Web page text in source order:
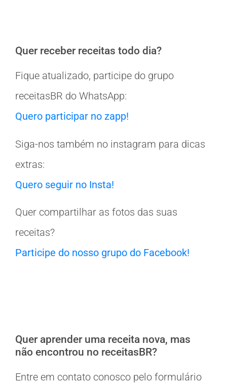
Quer receber receitas todo dia?
Fique atualizado, participe do grupo
receitasBR do WhatsApp:
Quero participar no zapp!
Siga-nos também no instagram para dicas
extras:
Quero seguir no Insta!
Quer compartilhar as fotos das suas
receitas?
Participe do nosso grupo do Facebook!
Quer aprender uma receita nova, mas
não encontrou no receitasBR?
Entre em contato conosco pelo formulário